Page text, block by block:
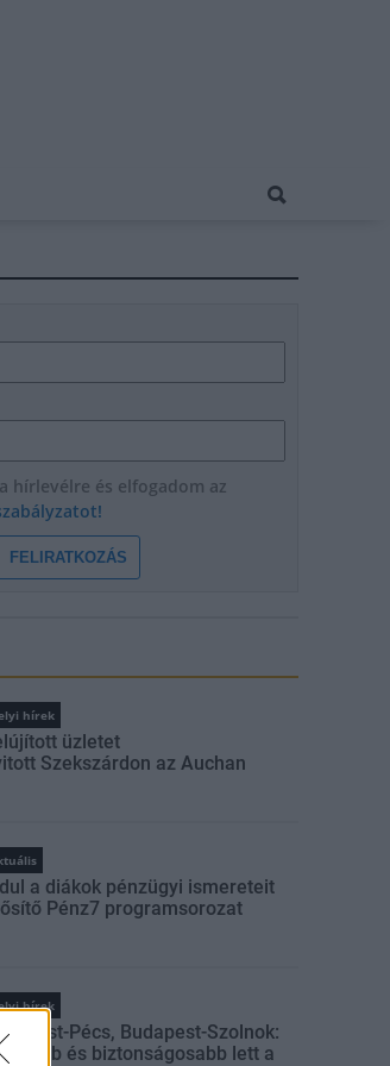
hírlevélre és elfogadom az
FELIRATKOZÁS
hírek
üzletet
Szekszárdon az Auchan
a diákok pénzügyi ismereteit
Pénz7 programsorozat
hírek
Pécs, Budapest-Szolnok:
és biztonságosabb lett a